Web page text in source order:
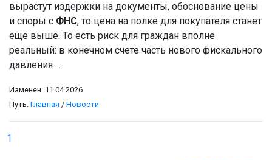
вырастут издержки на документы, обоснование цены
и споры с ФНС, то цена на полке для покупателя станет
еще выше. То есть риск для граждан вполне
реальный: в конечном счете часть нового фискального
давления ...
Изменен: 11.04.2026
Путь: Главная / Новости
1